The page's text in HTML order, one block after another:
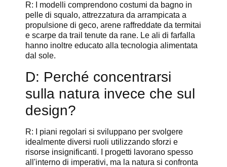
R: I modelli comprendono costumi da bagno in
pelle di squalo, attrezzatura da arrampicata a
propulsione di geco, arene raffreddate da termitai
e scarpe da trail tenute da rane. Le ali di farfalla
hanno inoltre educato alla tecnologia alimentata
dal sole.
D: Perché concentrarsi
sulla natura invece che sul
design?
R: I piani regolari si sviluppano per svolgere
idealmente diversi ruoli utilizzando sforzi e
risorse insignificanti. I progetti lavorano spesso
all'interno di imperativi, ma la natura si confronta